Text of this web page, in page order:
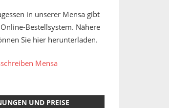
in unserer Mensa gibt
Bestellsystem. Nähere
Sie hier herunterladen.
Mensa
UND PREISE